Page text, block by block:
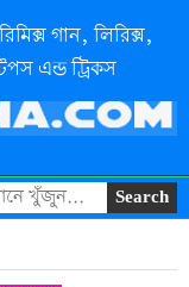
গান, লিরিক্স,
এন্ড ট্রিকস